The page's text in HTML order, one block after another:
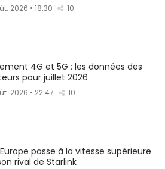
2026 • 18:30 10
4G et 5G : les données des
pour juillet 2026
2026 • 22:47 10
passe à la vitesse supérieure
rival de Starlink